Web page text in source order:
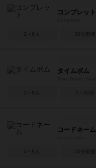
コンプレット
2～6人 30分前後
タイムボム
2～8人 1～30分
コードネーム
2～8人 15分前後